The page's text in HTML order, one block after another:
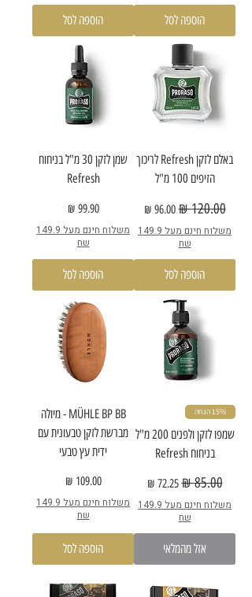
הוספה לסל הוספה לסל
באלם לזקן Refresh לריכוך
הזיפים 100 מ"ל
מחיר רגיל‏120.00 ‏₪ מחיר מבצע‏96.00 ‏₪
משלוח חינם מעל 149.9
שח
הוספה לסל
שמן לזקן 30 מ"ל בניחוח
Refresh
מחיר‏99.90 ‏₪
משלוח חינם מעל 149.9
שח
הוספה לסל
15% הנחה
שמפו לזקן ולפנים 200 מ"ל
בניחוח Refresh
מחיר רגיל‏85.00 ‏₪ מחיר מבצע‏72.25 ‏₪
משלוח חינם מעל 149.9
שח
אזל מהמלאי
MÜHLE BP BB - מיולה
מברשת לזקן טבעונית עם
ידית עץ טבעי
מחיר‏109.00 ‏₪
משלוח חינם מעל 149.9
שח
הוספה לסל